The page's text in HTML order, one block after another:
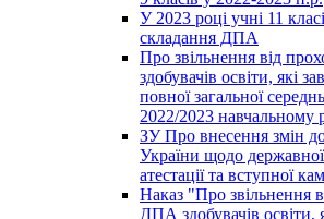
У 2023 році учні 11
складання ДПА
Про звільнення від
здобувачів освіти, які
повної загальної
2022/2023 навчальному
ЗУ Про внесення змін
України щодо державної
атестації та вступної
Наказ "Про звільнення
ДПА здобувачів освіти,